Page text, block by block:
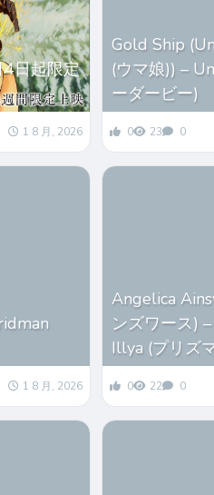
日起限定
1 8 月, 2026
Gold Ship
(ウマ娘)) –
ーダービー)
0 23 0
1 8 月, 2026
Angelica
ンズワース)
Illya (プリズ
0 22 0